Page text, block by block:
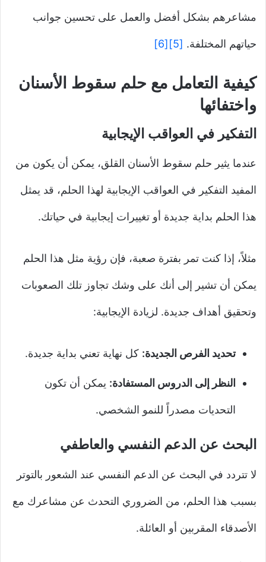
مشاعرهم بشكل أفضل والعمل على تحسين جوانب
حياتهم المختلفة. [5]
[6]
كيفية التعامل مع حلم سقوط الأسنان
واختفائها
التفكير في العواقب الإيجابية
عندما يثير حلم سقوط الأسنان القلق، يمكن أن يكون من
المفيد التفكير في العواقب الإيجابية لهذا الحلم، قد يمثل
هذا الحلم بداية جديدة أو تغييرات إيجابية في حياتك.
مثلاً، إذا كنت تمر بفترة صعبة، فإن رؤية مثل هذا الحلم
يمكن أن تشير إلى أنك على وشك تجاوز تلك الصعوبات
وتحقيق أهداف جديدة. لزيادة الإيجابية:
تحديد الفرص الجديدة: كل نهاية تعني بداية جديدة.
النظر إلى الدروس المستفادة: يمكن أن تكون
التحديات مصدراً للنمو الشخصي.
البحث عن الدعم النفسي والعاطفي
لا تتردد في البحث عن الدعم النفسي عند الشعور بالتوتر
بسبب هذا الحلم، من الضروري التحدث عن مشاعرك مع
الأصدقاء المقربين أو العائلة.